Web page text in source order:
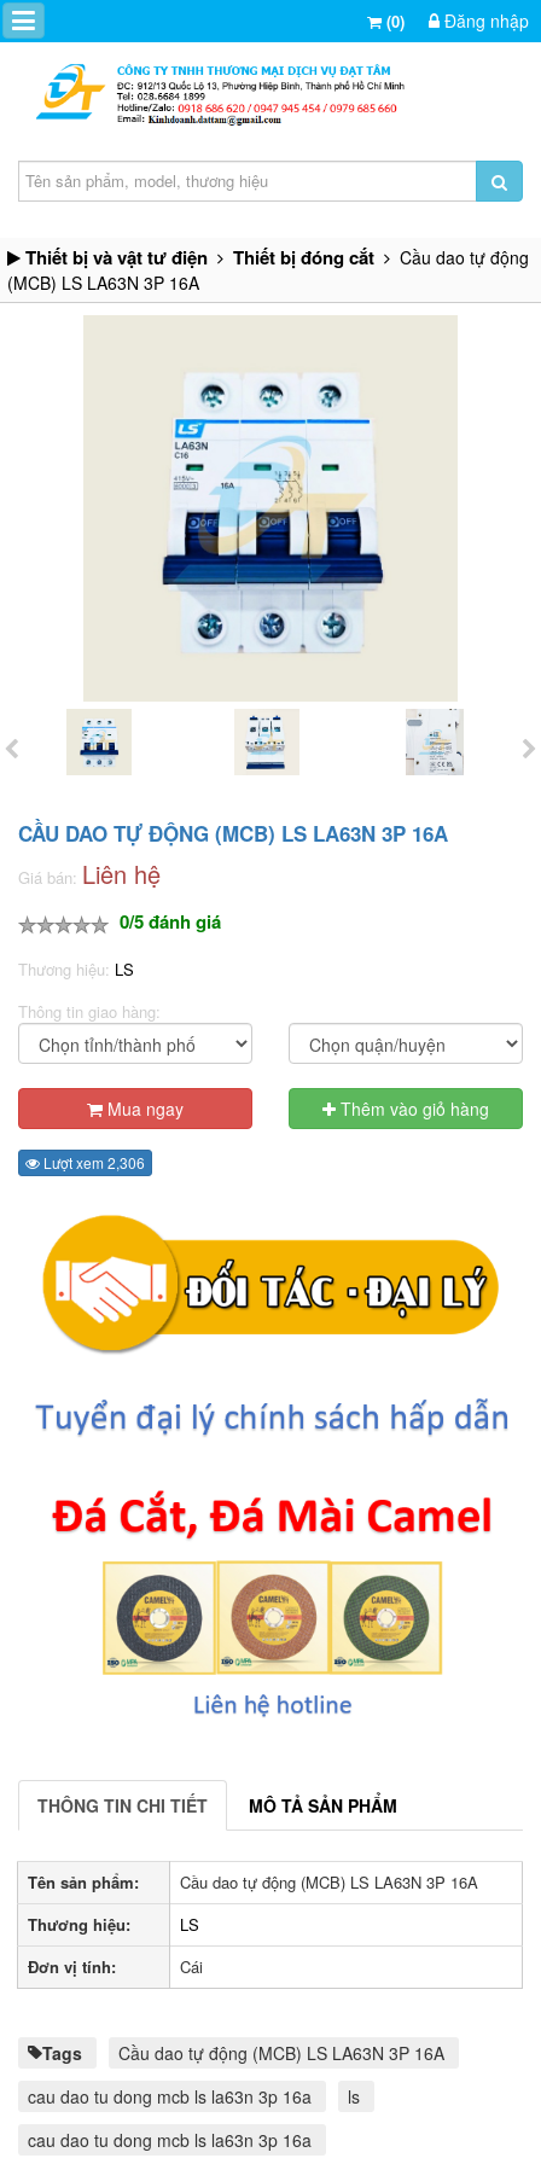
(0) Đăng nhập
Thiết bị và vật tư điện Thiết bị đóng cắt
Cầu dao tự động
(MCB) LS LA63N 3P 16A
CẦU DAO TỰ ĐỘNG (MCB) LS LA63N 3P 16A
Giá bán: Liên hệ
0/5 đánh giá
Thương hiệu: LS
Thông tin giao hàng:
Mua ngay Thêm vào giỏ hàng
Lượt xem 2,306
THÔNG TIN CHI TIẾT MÔ TẢ SẢN PHẨM
Tên sản phẩm:
Cầu dao tự động (MCB) LS LA63N 3P 16A
Thương hiệu:
LS
Đơn vị tính:
Cái
Tags
Cầu dao tự động (MCB) LS LA63N 3P 16A
cau dao tu dong mcb ls la63n 3p 16a
ls
cau dao tu dong mcb ls la63n 3p 16a